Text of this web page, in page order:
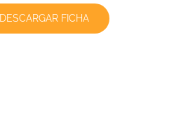
DESCARGAR FICHA